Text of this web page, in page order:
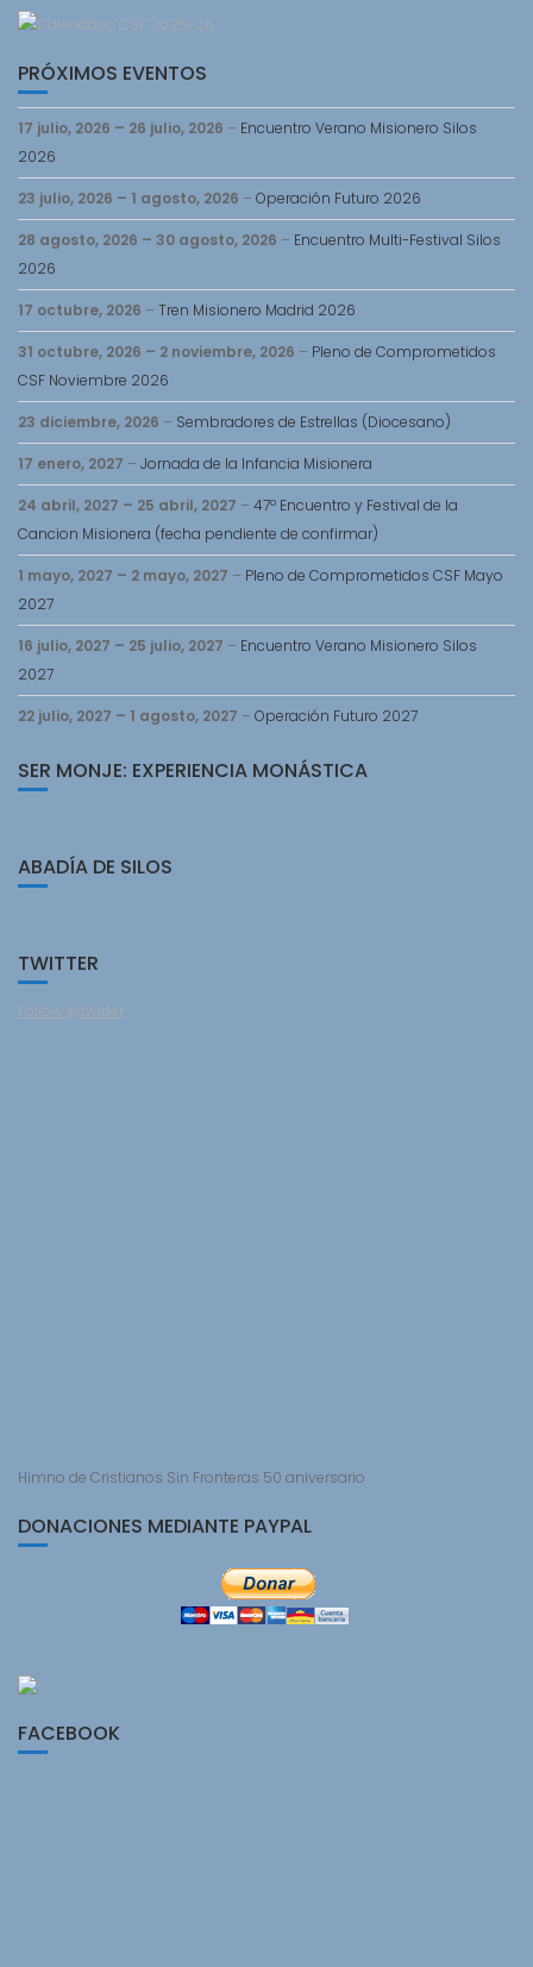
PRÓXIMOS EVENTOS
17 julio, 2026 – 26 julio, 2026 – Encuentro Verano Misionero Silos
2026
23 julio, 2026 – 1 agosto, 2026 – Operación Futuro 2026
28 agosto, 2026 – 30 agosto, 2026 – Encuentro Multi-Festival Silos
2026
17 octubre, 2026 – Tren Misionero Madrid 2026
31 octubre, 2026 – 2 noviembre, 2026 – Pleno de Comprometidos
CSF Noviembre 2026
23 diciembre, 2026 – Sembradores de Estrellas (Diocesano)
17 enero, 2027 – Jornada de la Infancia Misionera
24 abril, 2027 – 25 abril, 2027 – 47º Encuentro y Festival de la
Cancion Misionera (fecha pendiente de confirmar)
1 mayo, 2027 – 2 mayo, 2027 – Pleno de Comprometidos CSF Mayo
2027
16 julio, 2027 – 25 julio, 2027 – Encuentro Verano Misionero Silos
2027
22 julio, 2027 – 1 agosto, 2027 – Operación Futuro 2027
SER MONJE: EXPERIENCIA MONÁSTICA
ABADÍA DE SILOS
TWITTER
Follow @twitter
Himno de Cristianos Sin Fronteras 50 aniversario
DONACIONES MEDIANTE PAYPAL
FACEBOOK